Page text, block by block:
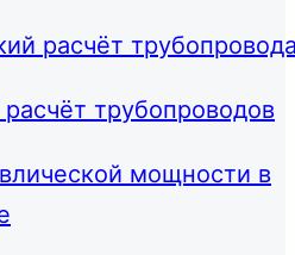
расчёт
трубопроводов
мощности в